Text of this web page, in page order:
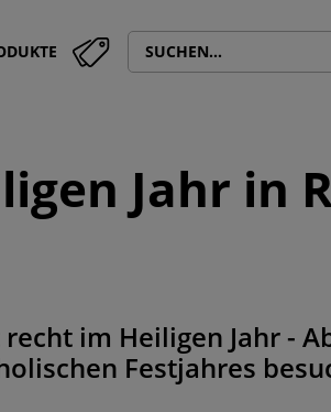
Jahr in
im Heiligen Jahr -
Festjahres